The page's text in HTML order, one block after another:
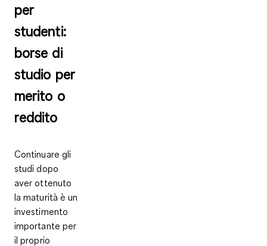
per
studenti:
borse di
studio per
merito o
reddito
Continuare gli
studi dopo
aver ottenuto
la maturità è un
investimento
importante per
il proprio